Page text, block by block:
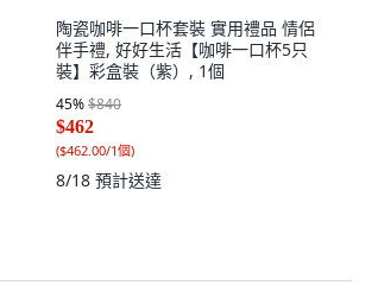
陶瓷咖啡一口杯套裝 實用禮品 情侶
伴手禮, 好好生活【咖啡一口杯5只
裝】彩盒裝（紫）, 1個
45%$840
$462
($462.00/1個)
8/18 預計送達